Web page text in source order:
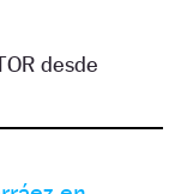
desde